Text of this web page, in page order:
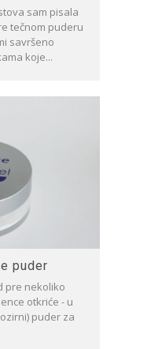
sam pisala
tečnom puderu
savršeno
koje...
puder
pre nekoliko
otkriće - u
puder za